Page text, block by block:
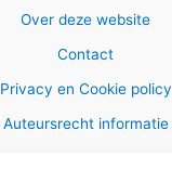
Over deze website
Contact
Privacy en Cookie policy
Auteursrecht informatie